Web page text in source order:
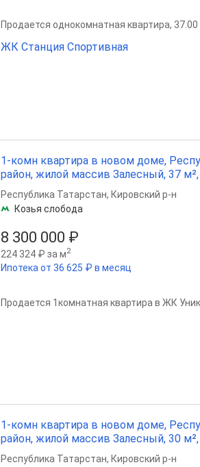
Продается однокомнатная квартира, 37.00
ЖК Станция Спортивная
1-комн квартира в новом доме,
район, жилой массив Залесный, 37
8 300 000 ₽
224 324 ₽ за м2
Ипотека от 36 625 ₽ в месяц
Республика Татарстан, Кировский р-н
Козья слобода
Продается 1комнатная квартира в ЖК
1-комн квартира в новом доме,
район, жилой массив Залесный, 30
Республика Татарстан, Кировский р-н